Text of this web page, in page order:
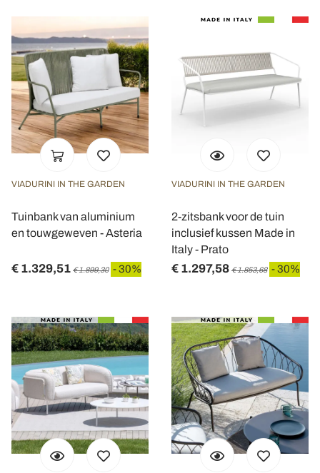
VIADURINI IN THE GARDEN
Tuinbank van aluminium
en touwgeweven - Asteria
€ 1.329,51 € 1.899,30 - 30%
VIADURINI IN THE GARDEN
2-zitsbank voor de tuin
inclusief kussen Made in
Italy - Prato
€ 1.297,58 € 1.853,68 - 30%